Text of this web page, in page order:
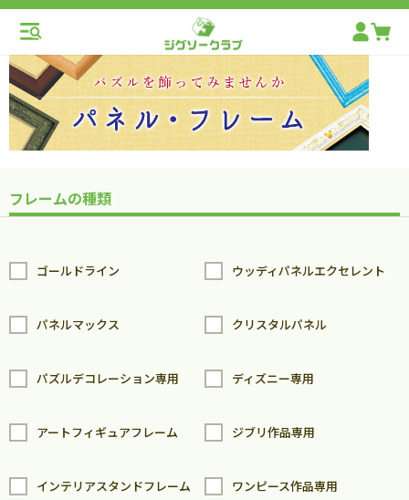
フレームの種類
ゴールドライン ウッディパネルエクセレント
パネルマックス クリスタルパネル
パズルデコレーション専用 ディズニー専用
アートフィギュアフレーム ジブリ作品専用
インテリアスタンドフレーム ワンピース作品専用